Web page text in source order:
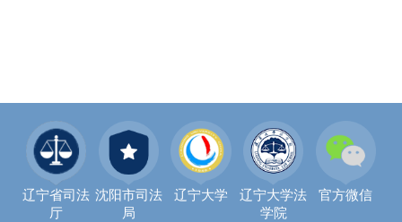
辽宁省司法
厅
沈阳市司法
局
辽宁大学
辽宁大学法
学院
官方微信